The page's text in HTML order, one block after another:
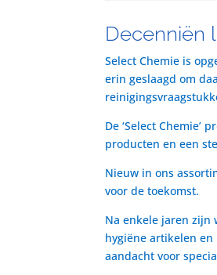
Decenniën
Select Chemie is
erin geslaagd om
De ‘Select
producten en een
Nieuw in ons
voor de toekomst.
Na enkele jaren zijn
hygiëne artikelen
aandacht voor